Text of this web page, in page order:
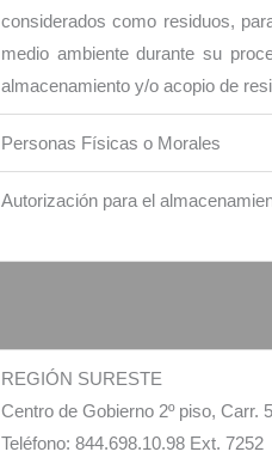
considerados como residuos,
medio ambiente durante su
almacenamiento y/o acopio de
Personas Físicas o Morales
Autorización para el
REGIÓN SURESTE
Centro de Gobierno 2º piso, Carr.
Teléfono: 844.698.10.98 Ext. 7252